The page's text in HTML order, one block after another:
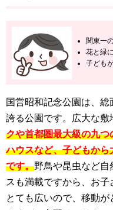
関東一
花と緑
子ども
国営昭和記念公園は、
誇る公園です。広大な敷
クや首都圏最大級の九
ハウスなど、子どもか
です。野鳥や昆虫など自
スも満載ですから、お子
とても広いので、移動